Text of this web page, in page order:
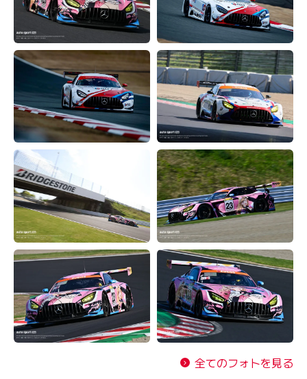
全てのフォトを見る